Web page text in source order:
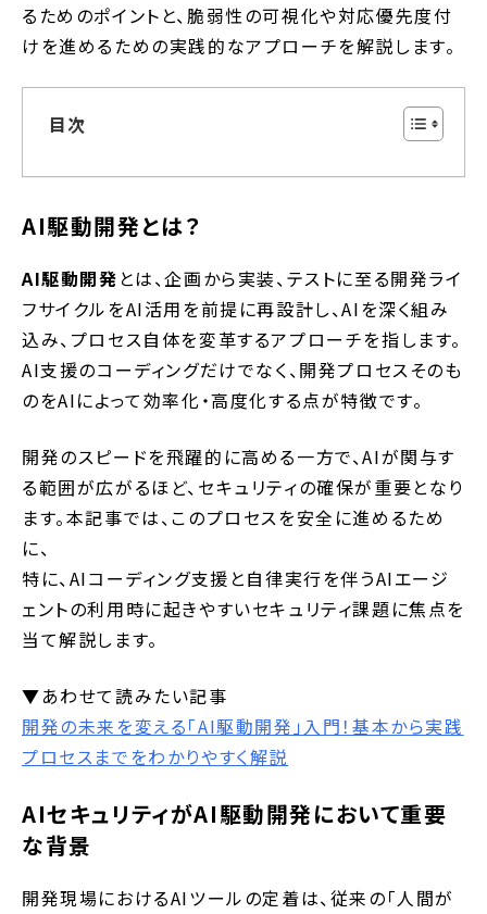
るためのポイントと、脆弱性の可視化や対応優先度付
けを進めるための実践的なアプローチを解説します。
目次
AI駆動開発とは？
AI駆動開発 とは、企画から実装、テストに至る開発ライ
フサイクルをAI活用を前提に再設計し、AIを深く組み
込み、プロセス自体を変革するアプローチを指します。
AI支援のコーディングだけでなく、開発プロセスそのも
のをAIによって効率化・高度化する点が特徴です。
開発のスピードを飛躍的に高める一方で、AIが関与す
る範囲が広がるほど、セキュリティの確保が重要となり
ます。本記事では、このプロセスを安全に進めるため
に、
特に、AIコーディング支援と自律実行を伴うAIエージ
ェントの利用時に起きやすいセキュリティ課題に焦点を
当て解説します。
▼あわせて読みたい記事
開発の未来を変える「AI駆動開発」入門！基本から実践
プロセスまでをわかりやすく解説
AIセキュリティがAI駆動開発において重要
な背景
開発現場におけるAIツールの定着は、従来の「人間が